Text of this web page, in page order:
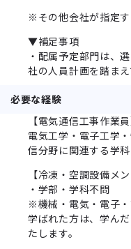
※その他会社が指定
▼補足事項
・配属予定部門は、
社の人員計画を踏まえ
必要な経験
【電気通信工事作業員
電気工学・電子工学
信分野に関連する学
【冷凍・空調設備メ
・学部・学科不問
※機械・電気・電子
学ばれた方は、学ん
たします。